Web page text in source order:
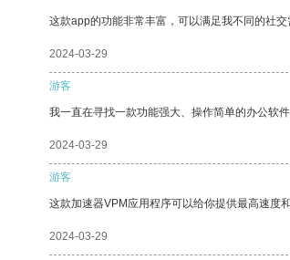
这款app的功能非常丰富，可以满足我不同的社交
2024-03-29
游客
我一直在寻找一款功能强大、操作简单的办公软
2024-03-29
游客
这款加速器VPM应用程序可以给你提供最高速度
2024-03-29